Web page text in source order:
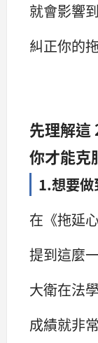
就會影響
糾正你的
先理解這
你才能克
1.想要
在《拖延
提到這麼
大衛在法
成績就非